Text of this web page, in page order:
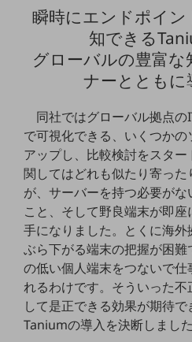
製造業
地域産業
その他の業界はこちら
ゲーム感覚で見つける
ビジネスお悩み診断
NTTドコモビジネス
オンラインショップ
モバイル・ICTサービスをオンラインで
相談・申し込みができるバーチャルショップ
法人向けモバイルトップ
はじめての方へ
サービス・商品を探す
新規会員登録/ログインはこちら
100回線以上のお問い合わせ・お見積
瞬時にエンドポイン
知できる
グローバルの豊富な
ナーとともに
同社ではグローバル拠点の
で可視化できる、いくつか
アップし、比較検討をスタ
関してはどれも似たり寄っ
が、サーバーを持つ必要が
こと、そして野良端末が即
手になりました。とくに海
ぶら下がる端末の把握が困
の低い個人端末をつないで
れるわけです。そういった
して是正できる効果が期待
Taniumの導入を決断しまし